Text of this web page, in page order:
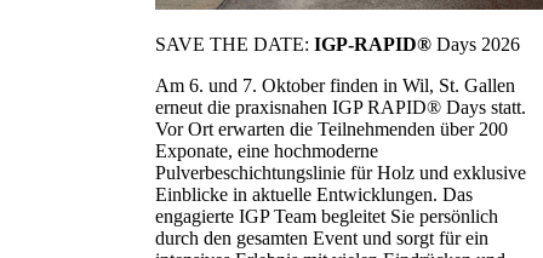
SAVE THE DATE: IGP-RAPID® Days 2026
Am 6. und 7. Oktober finden in Wil, St. Gallen
erneut die praxisnahen IGP RAPID® Days statt.
Vor Ort erwarten die Teilnehmenden über 200
Exponate, eine hochmoderne
Pulverbeschichtungslinie für Holz und exklusive
Einblicke in aktuelle Entwicklungen. Das
engagierte IGP Team begleitet Sie persönlich
durch den gesamten Event und sorgt für ein